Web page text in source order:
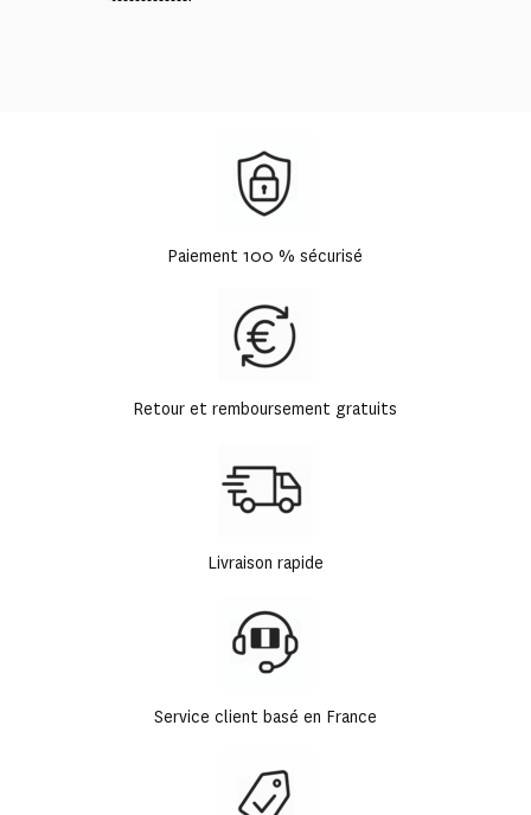
Paiement 100 % sécurisé
Retour et remboursement gratuits
Livraison rapide
Service client basé en France